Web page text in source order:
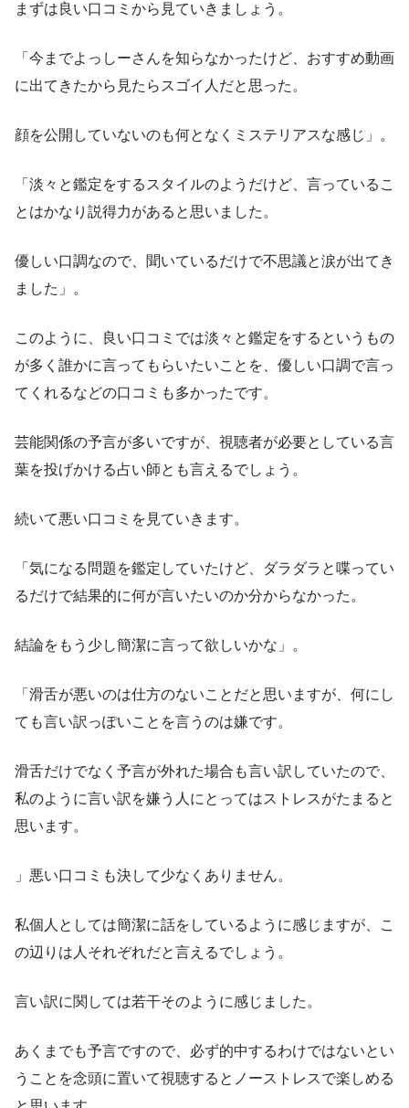
まずは良い口コミから見ていきましょう。
「今までよっしーさんを知らなかったけど、おすすめ動画
に出てきたから見たらスゴイ人だと思った。
顔を公開していないのも何となくミステリアスな感じ」。
「淡々と鑑定をするスタイルのようだけど、言っているこ
とはかなり説得力があると思いました。
優しい口調なので、聞いているだけで不思議と涙が出てき
ました」。
このように、良い口コミでは淡々と鑑定をするというもの
が多く誰かに言ってもらいたいことを、優しい口調で言っ
てくれるなどの口コミも多かったです。
芸能関係の予言が多いですが、視聴者が必要としている言
葉を投げかける占い師とも言えるでしょう。
続いて悪い口コミを見ていきます。
「気になる問題を鑑定していたけど、ダラダラと喋ってい
るだけで結果的に何が言いたいのか分からなかった。
結論をもう少し簡潔に言って欲しいかな」。
「滑舌が悪いのは仕方のないことだと思いますが、何にし
ても言い訳っぽいことを言うのは嫌です。
滑舌だけでなく予言が外れた場合も言い訳していたので、
私のように言い訳を嫌う人にとってはストレスがたまると
思います。
」悪い口コミも決して少なくありません。
私個人としては簡潔に話をしているように感じますが、こ
の辺りは人それぞれだと言えるでしょう。
言い訳に関しては若干そのように感じました。
あくまでも予言ですので、必ず的中するわけではないとい
うことを念頭に置いて視聴するとノーストレスで楽しめる